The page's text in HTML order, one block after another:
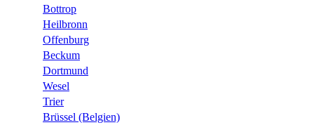
Bottrop
Heilbronn
Offenburg
Beckum
Dortmund
Wesel
Trier
Brüssel (Belgien)